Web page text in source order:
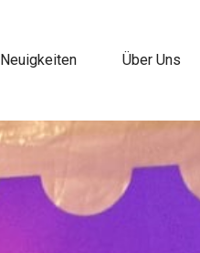
Neuigkeiten Über Uns